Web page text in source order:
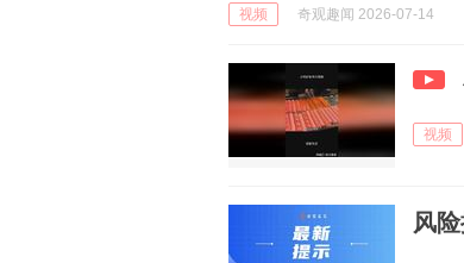
视频 奇观趣闻 2026-07-14
视频
风